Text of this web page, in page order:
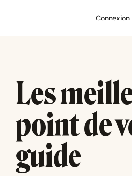
Connexion
Les
point de
guide